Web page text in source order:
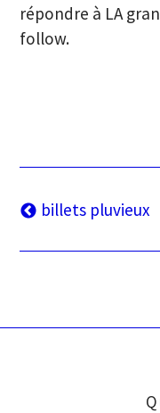
répondre à LA
follow.
Navigation
des
billets pluvieux